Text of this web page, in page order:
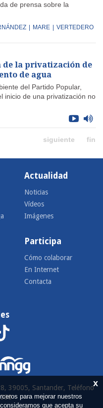
de prensa sobre la
MARE
VERTEDERO
de la privatización de
de agua
del Partido Popular,
inicio de una privatización no
siguiente fin
Actualidad
Noticias
Vídeos
Imágenes
Participa
Cómo colaborar
En Internet
Contacta
39005, Santander, Teléfonox
para mejorar nuestros
que acepta su